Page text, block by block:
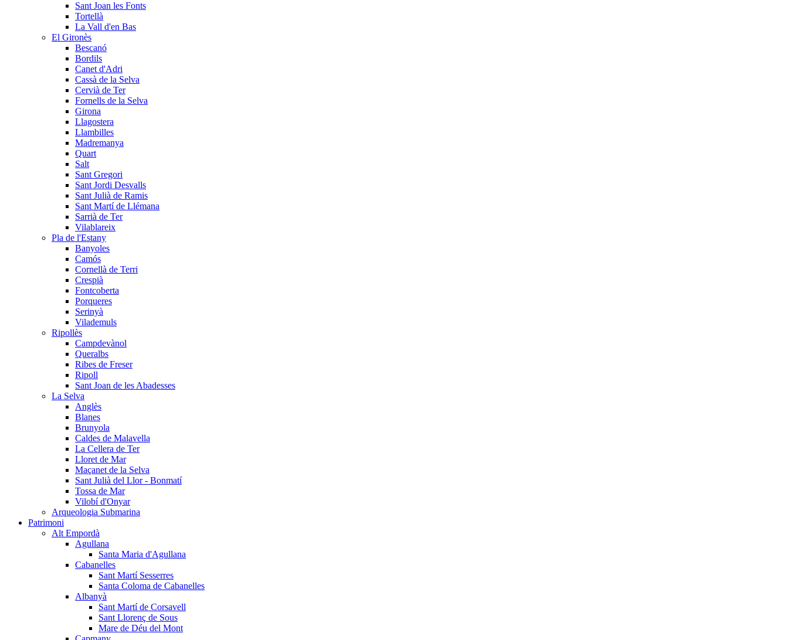
Sant Joan les Fonts
Tortellà
La Vall d'en Bas
El Gironès
Bescanó
Bordils
Canet d'Adri
Cassà de la Selva
Cervià de Ter
Fornells de la Selva
Girona
Llagostera
Llambilles
Madremanya
Quart
Salt
Sant Gregori
Sant Jordi Desvalls
Sant Julià de Ramis
Sant Martí de Llémana
Sarrià de Ter
Vilablareix
Pla de l'Estany
Banyoles
Camós
Cornellà de Terri
Crespià
Fontcoberta
Porqueres
Serinyà
Vilademuls
Ripollès
Campdevànol
Queralbs
Ribes de Freser
Ripoll
Sant Joan de les Abadesses
La Selva
Anglès
Blanes
Brunyola
Caldes de Malavella
La Cellera de Ter
Lloret de Mar
Maçanet de la Selva
Sant Julià del Llor - Bonmatí
Tossa de Mar
Vilobí d'Onyar
Arqueologia Submarina
Patrimoni
Alt Empordà
Agullana
Santa Maria d'Agullana
Cabanelles
Sant Martí Sesserres
Santa Coloma de Cabanelles
Albanyà
Sant Martí de Corsavell
Sant Llorenç de Sous
Mare de Déu del Mont